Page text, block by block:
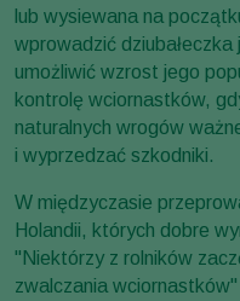
lub wysiewana na
wprowadzić
umożliwić wzrost jego
kontrolę wciornastków,
naturalnych wrogów
i wyprzedzać szkodniki.
W międzyczasie
Holandii, których dobre
"Niektórzy z rolników
zwalczania